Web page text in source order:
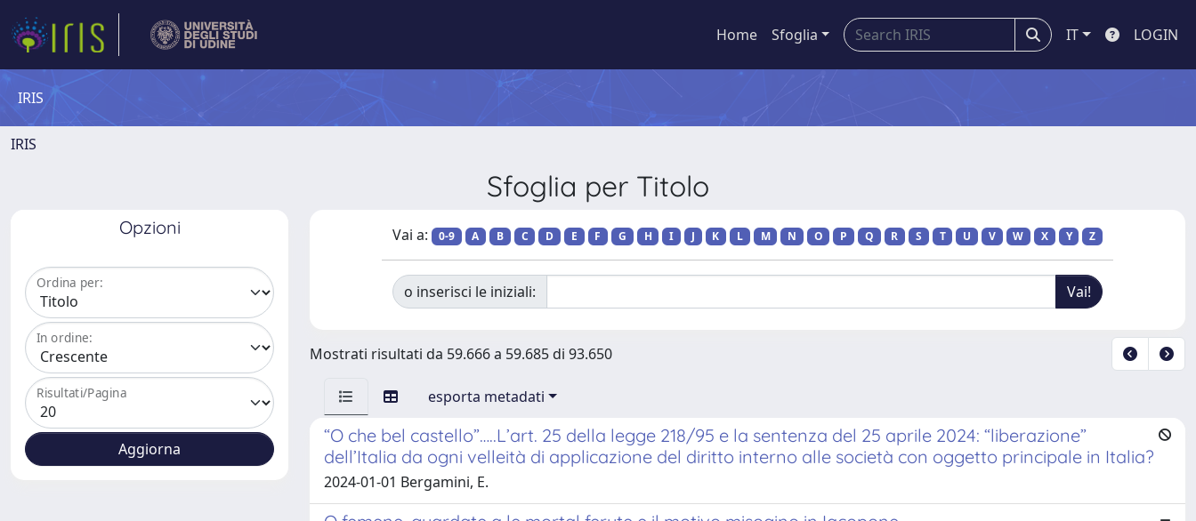
Home Sfoglia IT LOGIN
IRIS
IRIS
Sfoglia per Titolo
Opzioni
Ordina per:
In ordine:
Risultati/Pagina
Vai a: 0-9 A B C D E F G H I J K L M N O P Q R S T U V W X Y Z
o inserisci le iniziali:
Mostrati risultati da 59.666 a 59.685 di 93.650
esporta metadati
“O che bel castello”…..L’art. 25 della legge 218/95 e la sentenza del 25 aprile 2024: “liberazione”
dell’Italia da ogni velleità di applicazione del diritto interno alle società con oggetto principale in Italia?
2024-01-01 Bergamini, E.